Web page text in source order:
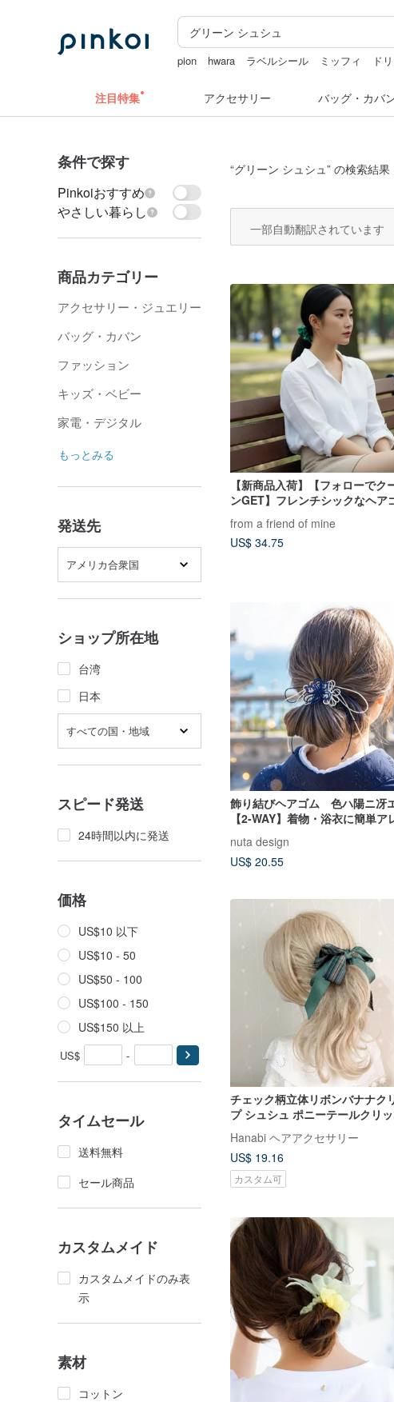
pion hwara ラベルシール ミッフィ ド
注目特集 アクセサリー バッグ・カバ
条件で探す
Pinkoiおすすめ
やさしい暮らし
商品カテゴリー
アクセサリー・ジュエリー
バッグ・カバン
ファッション
キッズ・ベビー
家電・デジタル
もっとみる
発送先
アメリカ合衆国
ショップ所在地
台湾
日本
すべての国・地域
スピード発送
24時間以内に発送
価格
US$10 以下
US$10 - 50
US$50 - 100
US$100 - 150
US$150 以上
US$ -
タイムセール
送料無料
セール商品
カスタムメイド
カスタムメイドのみ表
示
素材
コットン
“グリーン シュシュ” の検索結
一部自動翻訳されています
【新商品入荷】【フォローでク
ンGET】フレンチシックなヘア
from a friend of mine
US$ 34.75
飾り結びヘアゴム 色ハ陽ニ冴
【2-WAY】着物・浴衣に簡単ア
nuta design
US$ 20.55
チェック柄立体リボンバナナク
プ シュシュ ポニーテールクリ
ヘアクリップ サイドクリップ ヘ
ォーク
Hanabi ヘアアクセサリー
US$ 19.16
カスタム可